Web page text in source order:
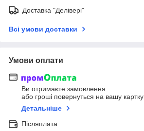
Доставка "Делівері"
Всі умови доставки
Умови оплати
Ви отримаєте замовлення
або гроші повернуться на вашу картку
Детальніше
Післяплата